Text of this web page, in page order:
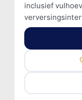
inclusief